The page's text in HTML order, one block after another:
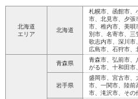
北海道
エリア
北海道
札幌市、函館市、
市、北見市、夕張
市、稚内市、美唄
別市、名寄市、三
歌志内市、深川市
広島市、石狩市、
青森県
青森市、弘前市、
がる市、十和田市
岩手県
盛岡市、宮古市、
市、一関市、陸前
市、滝沢市、その